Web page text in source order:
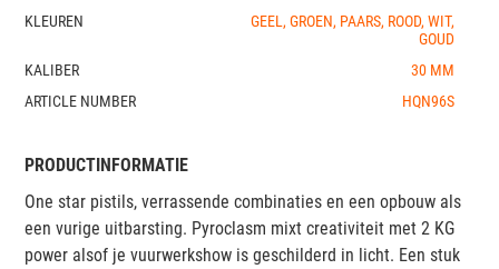
KLEUREN
GEEL, GROEN, PAARS, ROOD, WIT,
GOUD
KALIBER
30 MM
ARTICLE NUMBER
HQN96S
PRODUCTINFORMATIE
One star pistils, verrassende combinaties en een opbouw als
een vurige uitbarsting. Pyroclasm mixt creativiteit met 2 KG
power alsof je vuurwerkshow is geschilderd in licht. Een stuk